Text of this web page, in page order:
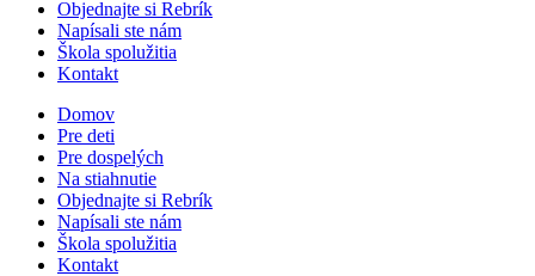
Objednajte si Rebrík
Napísali ste nám
Škola spolužitia
Kontakt
Domov
Pre deti
Pre dospelých
Na stiahnutie
Objednajte si Rebrík
Napísali ste nám
Škola spolužitia
Kontakt